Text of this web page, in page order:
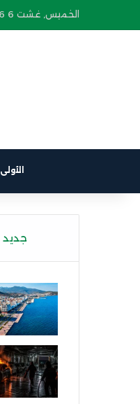
الخميس, غشت 6 2026
الأولى
جديد